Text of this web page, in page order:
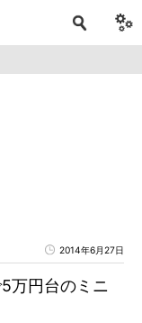
2014年6月27日
万円台のミニ